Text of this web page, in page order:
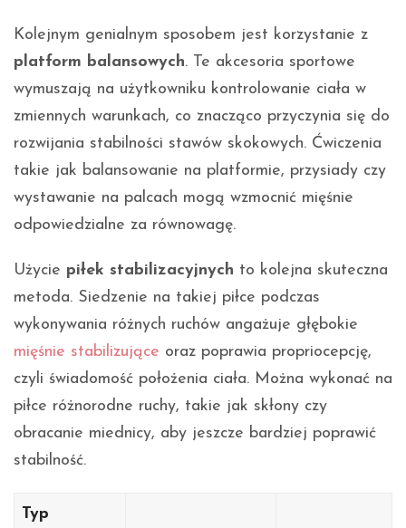
Kolejnym genialnym sposobem jest korzystanie z
platform balansowych. Te akcesoria sportowe
wymuszają na użytkowniku kontrolowanie ciała w
zmiennych warunkach, co znacząco przyczynia się do
rozwijania stabilności stawów skokowych. Ćwiczenia
takie jak balansowanie na platformie, przysiady czy
wystawanie na palcach mogą wzmocnić mięśnie
odpowiedzialne za równowagę.
Użycie piłek stabilizacyjnych to kolejna skuteczna
metoda. Siedzenie na takiej piłce podczas
wykonywania różnych ruchów angażuje głębokie
mięśnie stabilizujące oraz poprawia propriocepcję,
czyli świadomość położenia ciała. Można wykonać na
piłce różnorodne ruchy, takie jak skłony czy
obracanie miednicy, aby jeszcze bardziej poprawić
stabilność.
Typ